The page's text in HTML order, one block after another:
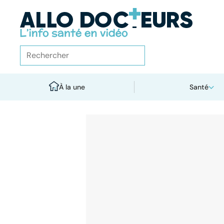
À la une Santé